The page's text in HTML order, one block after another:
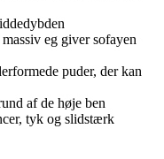
eg giver sofayen
puder, der kan
af de høje ben
tyk og slidstærk